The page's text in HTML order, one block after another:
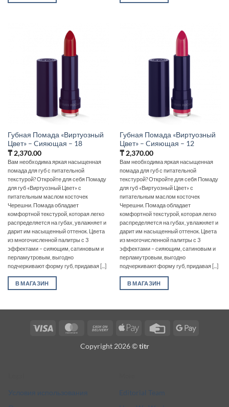
Губная Помада «Виртуозный
Цвет» – Cияющая – 18
₸2,370.00
Вам необходима яркая насыщенная
помада для губ с питательной
текстурой? Откройте для себя Помаду
для губ «Виртуозный Цвет» с
питательным маслом косточек
Черешни. Помада обладает
комфортной текстурой, которая легко
распределяется на губах, увлажняет и
дарит им насыщенный оттенок. Цвета
из многочисленной палитры с 3
эффектами – сияющим, сатиновым и
перламутровым, выгодно
подчеркивают форму губ, придавая [...]
В МАГАЗИН
Губная Помада «Виртуозный
Цвет» – Cияющая – 12
₸2,370.00
Вам необходима яркая насыщенная
помада для губ с питательной
текстурой? Откройте для себя Помаду
для губ «Виртуозный Цвет» с
питательным маслом косточек
Черешни. Помада обладает
комфортной текстурой, которая легко
распределяется на губах, увлажняет и
дарит им насыщенный оттенок. Цвета
из многочисленной палитры с 3
эффектами – сияющим, сатиновым и
перламутровым, выгодно
подчеркивают форму губ, придавая [...]
В МАГАЗИН
Visa MasterCardCash
Delivery
Apple
Credit
Google
Copyright 2026 ©titr
Условия использования
Editorial Team